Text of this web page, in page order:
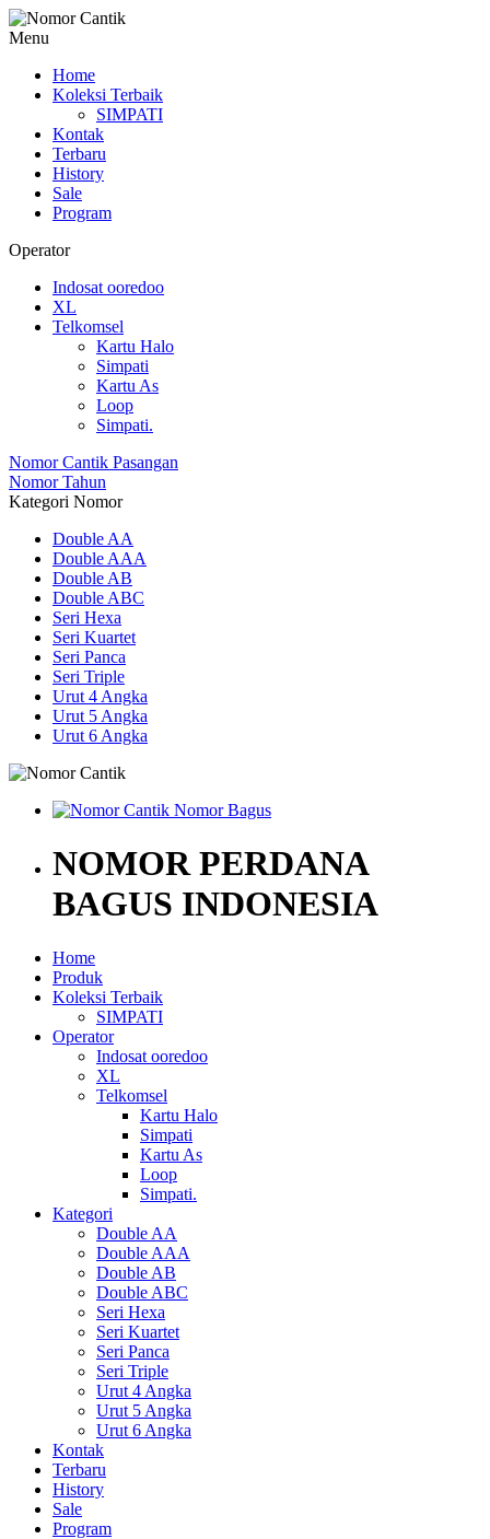
Menu
Home
Koleksi Terbaik
SIMPATI
Kontak
Terbaru
History
Sale
Program
Operator
Indosat ooredoo
XL
Telkomsel
Kartu Halo
Simpati
Kartu As
Loop
Simpati.
Nomor Cantik Pasangan
Nomor Tahun
Kategori Nomor
Double AA
Double AAA
Double AB
Double ABC
Seri Hexa
Seri Kuartet
Seri Panca
Seri Triple
Urut 4 Angka
Urut 5 Angka
Urut 6 Angka
NOMOR PERDANA
BAGUS INDONESIA
Home
Produk
Koleksi Terbaik
SIMPATI
Operator
Indosat ooredoo
XL
Telkomsel
Kartu Halo
Simpati
Kartu As
Loop
Simpati.
Kategori
Double AA
Double AAA
Double AB
Double ABC
Seri Hexa
Seri Kuartet
Seri Panca
Seri Triple
Urut 4 Angka
Urut 5 Angka
Urut 6 Angka
Kontak
Terbaru
History
Sale
Program